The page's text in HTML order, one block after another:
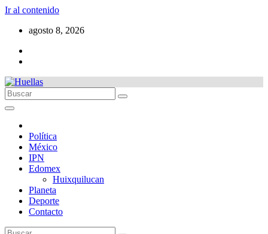
Ir al contenido
agosto 8, 2026
Política
México
IPN
Edomex
Huixquilucan
Planeta
Deporte
Contacto